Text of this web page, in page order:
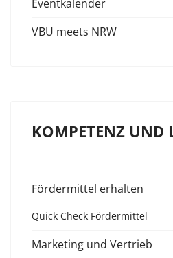
Eventkalender
VBU meets NRW
KOMPETENZ UND
Fördermittel erhalten
Quick Check Fördermittel
Marketing und Vertrieb